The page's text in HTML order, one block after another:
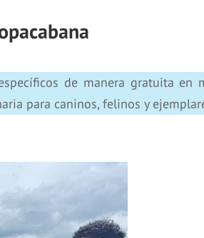
de manera gratuita
para caninos, felinos y